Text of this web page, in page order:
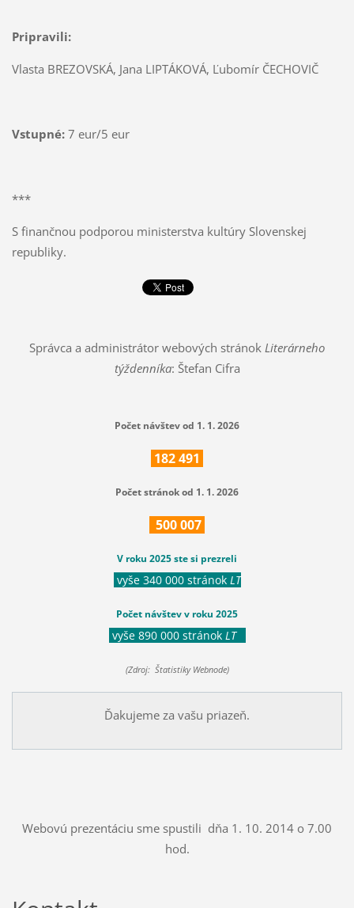
Pripravili:
Vlasta BREZOVSKÁ, Jana LIPTÁKOVÁ, Ľubomír ČECHOVIČ
Vstupné:7 eur/5 eur
***
S finančnou podporou ministerstva kultúry Slovenskej
republiky.
Správca a administrátor webových stránok Literárneho
týždenníka: Štefan Cifra
Počet návštev od 1. 1. 2026
182491
Počet stránok od 1. 1. 2026
500007
V roku 2025 ste si prezreli
vyše 340 000 stránok LT
Počet návštev v roku 2025
vyše 890 000 stránok LT
(Zdroj: Štatistiky Webnode)
Ďakujeme za vašu priazeň.
Webovú prezentáciu sme spustili dňa 1. 10. 2014 o 7.00
hod.